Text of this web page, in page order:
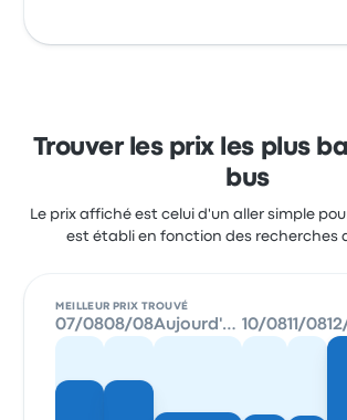
Trouver les prix les plus
bus
Le prix affiché est celui d'un aller simple
est établi en fonction des recherches
MEILLEUR PRIX TROUVÉ
07/0808/08 Aujourd'hui 10/0811/08